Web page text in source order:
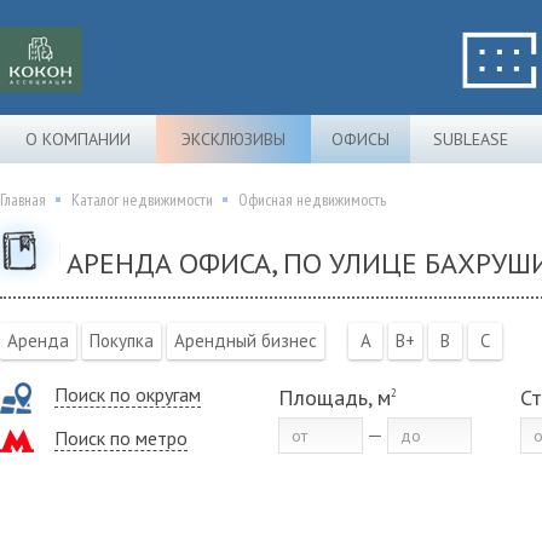
О КОМПАНИИ ЭКСКЛЮЗИВЫ ОФИСЫ SUBLEASE
Главная Каталог недвижимости Офисная недвижимость
АРЕНДА ОФИСА, ПО УЛИЦЕ
Аренда Покупка Арендный бизнес A B+ B C
Поиск по округам
Поиск по метро
Площадь, м2